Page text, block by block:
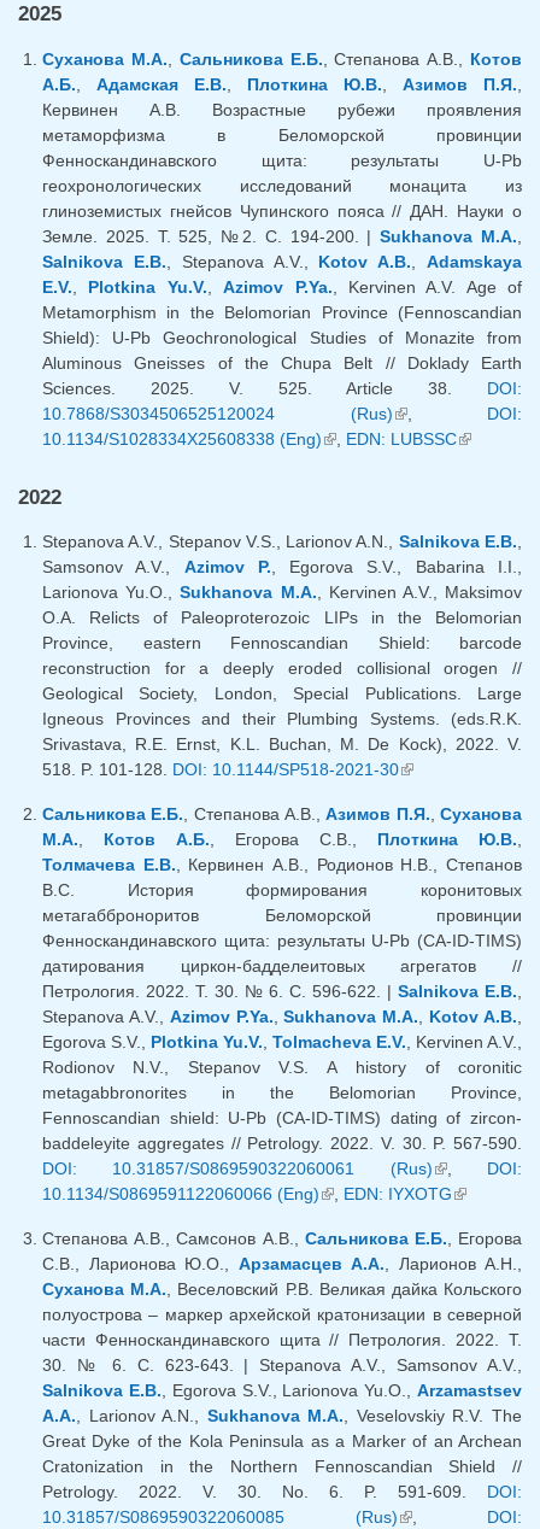
2025
Суханова М.А. Сальникова Е.Б. , Степанова А.В., Котов
А.Б.
Адамская Е.В. Плоткина Ю.В. Азимов П.Я.
Кервинен А.В. Возрастные рубежи проявления
метаморфизма в Беломорской провинции
Фенноскандинавского щита: результаты U-Pb
геохронологических исследований монацита из
глиноземистых гнейсов Чупинского пояса // ДАН. Науки о
Земле. 2025. Т. 525, №2. С. 194-200. |Sukhanova M.A.
Salnikova E.B. , Stepanova A.V., Kotov A.B. ,Adamskaya
E.V.
Plotkina Yu.V. ,Azimov P.Ya. , Kervinen A.V. Age of
Metamorphism in the Belomorian Province (Fennoscandian
Shield): U-Pb Geochronological Studies of Monazite from
Aluminous Gneisses of the Chupa Belt // Doklady Earth
Sciences. 2025. V. 525. Article 38. DOI:
10.7868/S3034506525120024 (Rus)(link is external)
, DOI:
10.1134/S1028334X25608338 (Eng)(link is external)
EDN: LUBSSC(link is
2022
Stepanova A.V., Stepanov V.S., Larionov A.N., Salnikova E.B.,
Samsonov A.V., Azimov P., Egorova S.V., Babarina I.I.,
Larionova Yu.O.,Sukhanova M.A., Kervinen A.V., Maksimov
O.A. Relicts of Paleoproterozoic LIPs in the Belomorian
Province, eastern Fennoscandian Shield: barcode
reconstruction for a deeply eroded collisional orogen //
Geological Society, London, Special Publications. Large
Igneous Provinces and their Plumbing Systems. (eds.R.K.
Srivastava, R.E. Ernst, K.L. Buchan, M. De Kock), 2022. V.
518. P. 101-128. DOI: 10.1144/SP518-2021-30(link is external)
Сальникова Е.Б., Степанова А.В.,Азимов П.Я.,Суханова
М.А., Котов А.Б., Егорова С.В., Плоткина Ю.В.,
Толмачева Е.В., Кервинен А.В., Родионов Н.В., Степанов
В.С. История формирования коронитовых
метагабброноритов Беломорской провинции
Фенноскандинавского щита: результаты U-Pb (СА-ID-TIMS)
датирования циркон-бадделеитовых агрегатов //
Петрология. 2022. Т. 30. № 6. С. 596-622. |Salnikova E.B.,
Stepanova A.V., Azimov P.Ya.,Sukhanova M.A., Kotov A.B.,
Egorova S.V., Plotkina Yu.V., Tolmacheva E.V., Kervinen A.V.,
Rodionov N.V., Stepanov V.S. А history of coronitic
metagabbronorites in the Belomorian Province,
Fennoscandian shield: U-Pb (CA-ID-TIMS) dating of zircon-
baddeleyite aggregates // Petrology. 2022. V. 30. P. 567-590.
DOI: 10.31857/S0869590322060061 (Rus)(link is
external)
, DOI:
10.1134/S0869591122060066 (Eng)(link is external)
, EDN: IYXOTG(link is
Степанова А.В., Самсонов А.В., Сальникова Е.Б., Егорова
С.В., Ларионова Ю.О., Арзамасцев А.А., Ларионов А.Н.,
Суханова М.А., Веселовский Р.В. Великая дайка Кольского
полуострова – маркер архейской кратонизации в северной
части Фенноскандинавского щита // Петрология. 2022. Т.
30. № 6. С. 623-643. | Stepanova A.V., Samsonov A.V.,
Salnikova E.B., Egorova S.V., Larionova Yu.O.,Arzamastsev
A.A., Larionov A.N., Sukhanova M.A., Veselovskiy R.V. The
Great Dyke of the Kola Peninsula as a Marker of an Archean
Cratonization in the Northern Fennoscandian Shield //
Petrology. 2022. V. 30. No. 6. P. 591-609. DOI:
10.31857/S0869590322060085 (Rus)(link is external)
, DOI: